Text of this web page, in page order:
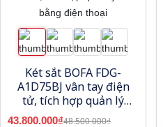
Két sắt BOFA FDG-
A1D75BJ vân tay điện
tử, tích hợp quản lý
bằng điện thoại
43.800.000₫48.500.000₫